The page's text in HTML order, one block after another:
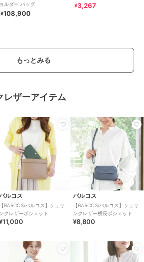
ョルダー バッグ
¥108,900
¥3,267
もっとみる
レザーアイテム
ルコス
【BARCOS/バルコス】シュリ
ンクレザーポシェット
バルコス
【BARCOS/バルコス】シュリ
ンクレザー横長ポシェット
¥8,800